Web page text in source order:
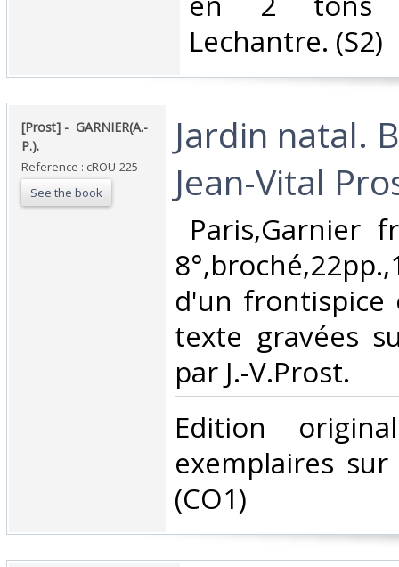
Lechantre. (S2) ‎
‎[Prost] - ‎ ‎GARNIER(A.-
P.).‎
Reference : cROU-225
See the book
‎Jardin natal.
Jean-Vital
Paris,Garnier
d'un frontispice
texte gravées
par J.-V.Prost.‎
‎Edition
exemplaires
(CO1) ‎